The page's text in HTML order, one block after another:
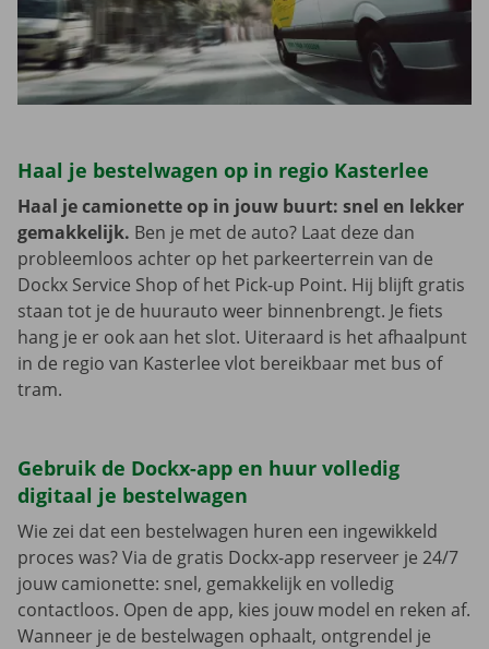
Haal je bestelwagen op in regio Kasterlee
Haal je camionette op in jouw buurt: snel en lekker
gemakkelijk. Ben je met de auto? Laat deze dan
probleemloos achter op het parkeerterrein van de
Dockx Service Shop of het Pick-up Point. Hij blijft gratis
staan tot je de huurauto weer binnenbrengt. Je fiets
hang je er ook aan het slot. Uiteraard is het afhaalpunt
in de regio van Kasterlee vlot bereikbaar met bus of
tram.
Gebruik de Dockx-app en huur volledig
digitaal je bestelwagen
Wie zei dat een bestelwagen huren een ingewikkeld
proces was? Via de gratis Dockx-app reserveer je 24/7
jouw camionette: snel, gemakkelijk en volledig
contactloos. Open de app, kies jouw model en reken af.
Wanneer je de bestelwagen ophaalt, ontgrendel je